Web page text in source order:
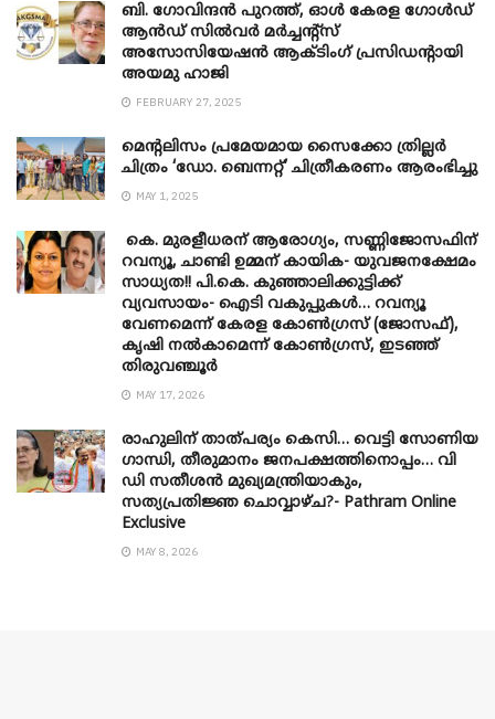
ബി. ​ഗോവിന്ദൻ പുറത്ത്, ഓൾ കേരള ഗോൾഡ്
ആൻഡ് സിൽവർ മർച്ചന്റ്സ്
അസോസിയേഷൻ ആക്ടിംഗ് പ്രസിഡന്റായി
അയമു ഹാജി
FEBRUARY 27, 2025
മെന്‍റലിസം പ്രമേയമായ സൈക്കോ ത്രില്ലർ
ചിത്രം ‘ഡോ. ബെന്നറ്റ്’ ചിത്രീകരണം ആരംഭിച്ചു
MAY 1, 2025
കെ. മുരളീധരന് ആരോഗ്യം, സണ്ണിജോസഫിന്
റവന്യൂ, ചാണ്ടി ഉമ്മന് കായിക- യുവജനക്ഷേമം
സാധ്യത!! പി.കെ. കുഞ്ഞാലിക്കുട്ടിക്ക്
വ്യവസായം- ഐടി വകുപ്പുകൾ… റവന്യൂ
വേണമെന്ന് കേരള കോൺഗ്രസ് (ജോസഫ്),
കൃഷി നൽകാമെന്ന് കോൺഗ്രസ്, ഇടഞ്ഞ്
തിരുവഞ്ചൂർ
MAY 17, 2026
രാഹുലിന് താത്പര്യം കെസി… വെട്ടി സോണിയ
​ഗാന്ധി, തീരുമാനം ജനപക്ഷത്തിനൊപ്പം… വി
ഡി സതീശൻ മുഖ്യമന്ത്രിയാകും,
സത്യപ്രതിജ്ഞ ചൊവ്വാഴ്ച?- Pathram Online
Exclusive
MAY 8, 2026